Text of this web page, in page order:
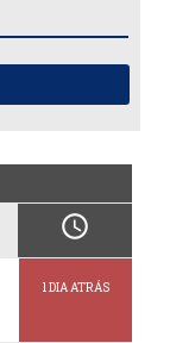
schedule
1 DIA ATRÁS